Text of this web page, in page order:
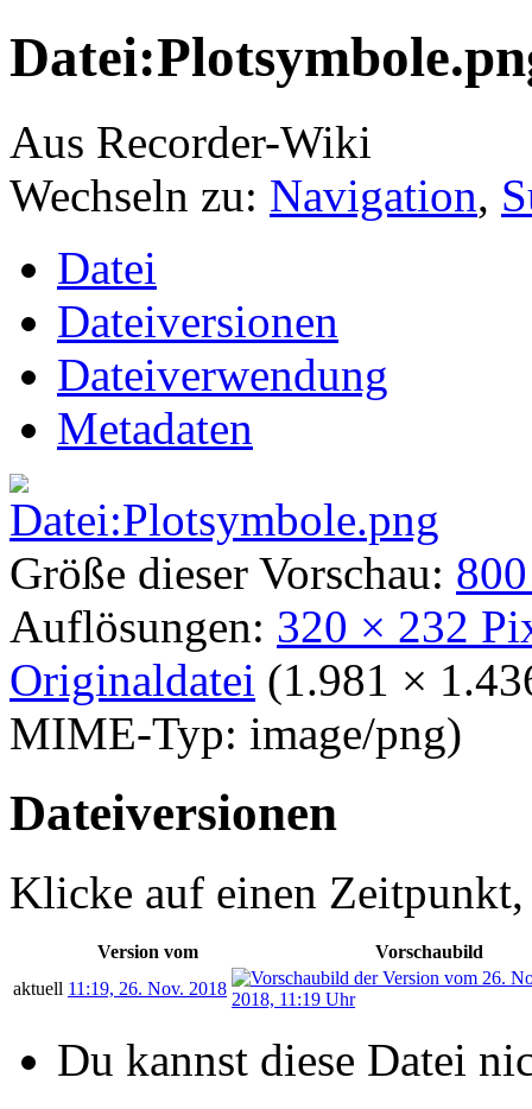
Aus Recorder-Wiki
Wechseln zu: Navigation,
Datei
Dateiversionen
Dateiverwendung
Metadaten
Größe dieser Vorschau:
Auflösungen: 320 × 232
Originaldatei (1.981 ×
MIME-Typ: image/png)
Dateiversionen
Klicke auf einen Zeitpunkt,
Version vom
Vorschaubild
aktuell 11:19, 26. Nov. 2018
Du kannst diese Datei